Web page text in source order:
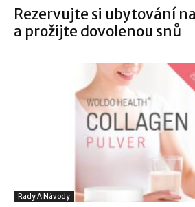
Rezervujte si ubytování
a prožijte dovolenou snů
Rady A Návody